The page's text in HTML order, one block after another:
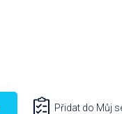
Přidat do Můj